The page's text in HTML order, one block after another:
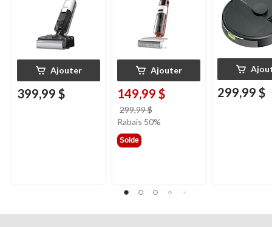
Ajouter
399,99 $
Ajouter
149,99 $
299,99 $
était
Rabais 50%
Solde
299,99 $